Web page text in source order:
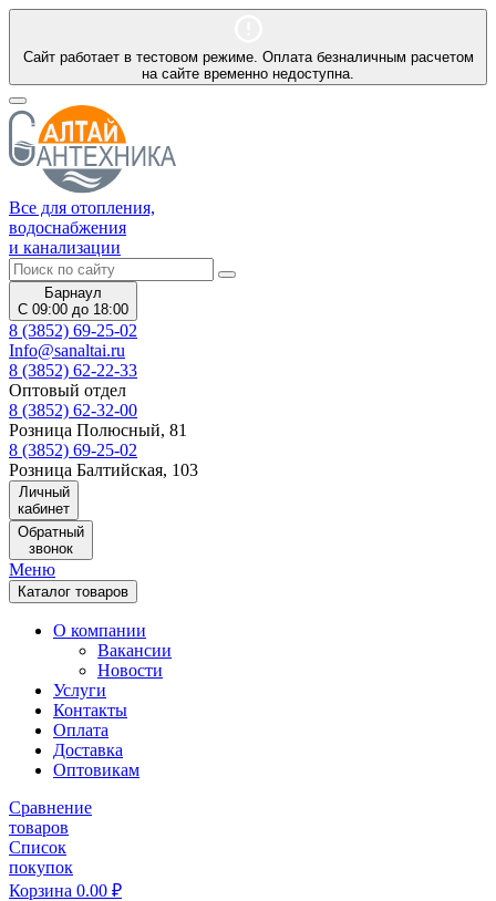
Сайт работает в тестовом режиме. Оплата безналичным расчетом
на сайте временно недоступна.
Все для отопления,
водоснабжения
и канализации
Барнаул
С 09:00 до 18:00
8 (3852) 69-25-02
Info@sanaltai.ru
8 (3852) 62-22-33
Оптовый отдел
8 (3852) 62-32-00
Розница Полюсный, 81
8 (3852) 69-25-02
Розница Балтийская, 103
Личный
кабинет
Обратный
звонок
Меню
Каталог товаров
О компании
Вакансии
Новости
Услуги
Контакты
Оплата
Доставка
Оптовикам
Сравнение
товаров
Список
покупок
Корзина 0.00 ₽